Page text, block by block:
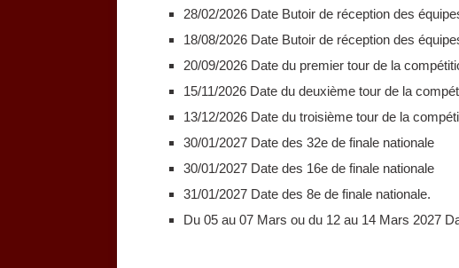
28/02/2026 Date Butoir de réception des
18/08/2026 Date Butoir de réception des
20/09/2026 Date du premier tour de la
15/11/2026 Date du deuxième tour de la
13/12/2026 Date du troisième tour de la
30/01/2027 Date des 32e de finale nationale
30/01/2027 Date des 16e de finale nationale
31/01/2027 Date des 8e de finale nationale.
Du 05 au 07 Mars ou du 12 au 14 Mars 2027